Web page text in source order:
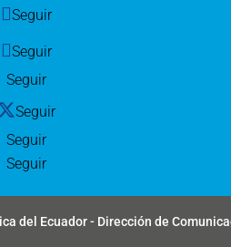
Seguir
Seguir
Seguir
Seguir
Seguir
Seguir
del Ecuador - Dirección de